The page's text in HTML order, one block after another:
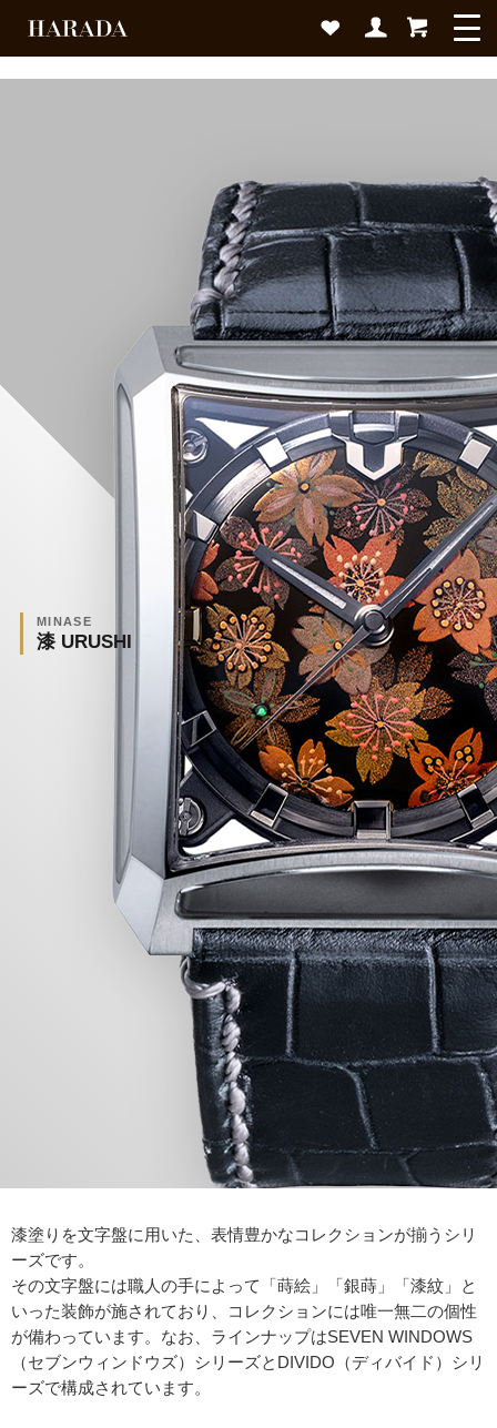
MINASE
漆 URUSHI
漆塗りを文字盤に用いた、表情豊かなコレクションが揃うシリ
ーズです。
その文字盤には職人の手によって「蒔絵」「銀蒔」「漆紋」と
いった装飾が施されており、コレクションには唯一無二の個性
が備わっています。なお、ラインナップはSEVEN WINDOWS
（セブンウィンドウズ）シリーズとDIVIDO（ディバイド）シリ
ーズで構成されています。